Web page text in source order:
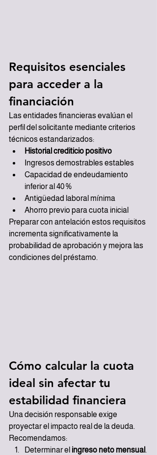
Requisitos esenciales
para acceder a la
financiación
Las entidades financieras evalúan el
perfil del solicitante mediante criterios
técnicos estandarizados:
Historial crediticio positivo
Ingresos demostrables estables
Capacidad de endeudamiento
inferior al 40 %
Antigüedad laboral mínima
Ahorro previo para cuota inicial
Preparar con antelación estos requisitos
incrementa significativamente la
probabilidad de aprobación y mejora las
condiciones del préstamo.
Cómo calcular la cuota
ideal sin afectar tu
estabilidad financiera
Una decisión responsable exige
proyectar el impacto real de la deuda.
Recomendamos:
Determinar el ingreso neto mensual .